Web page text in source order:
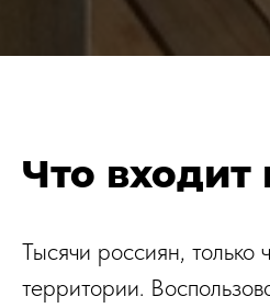
Что входит
Тысячи россиян,
территории.